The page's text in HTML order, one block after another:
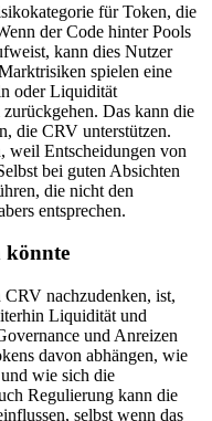
für Token, die
der Code hinter Pools
kann dies Nutzer
spielen eine
oder Liquidität
Das kann die
die CRV unterstützen.
weil Entscheidungen von
bei guten Absichten
die nicht den
entsprechen.
könnte
nachzudenken, ist,
Liquidität und
und Anreizen
davon abhängen, wie
wie sich die
Regulierung kann die
selbst wenn das